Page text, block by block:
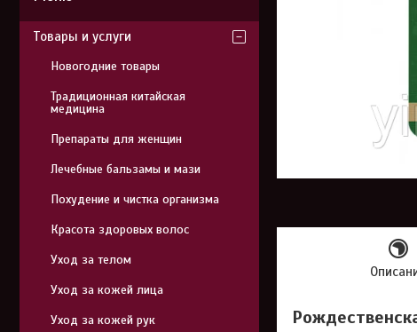
Товары и услуги
Новогодние товары
Традиционная китайская
медицина
Препараты для женщин
Лечебные бальзамы и мази
Похудение и чистка организма
Красота здоровых волос
Уход за телом
Уход за кожей лица
Уход за кожей рук